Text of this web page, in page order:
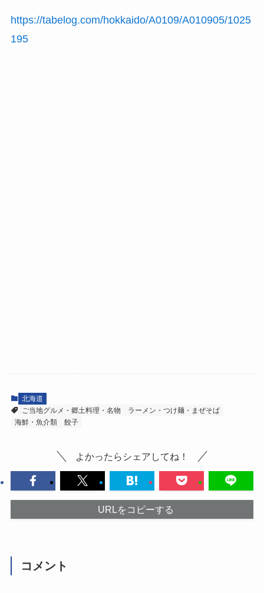
https://tabelog.com/hokkaido/A0109/A010905/1025
195
北海道
ご当地グルメ・郷土料理・名物
ラーメン・つけ麺・まぜそば
海鮮・魚介類
餃子
よかったらシェアしてね！
URLをコピーする
コメント